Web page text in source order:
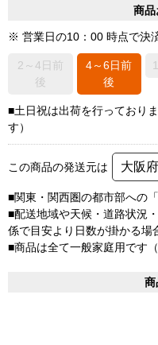
商品
※ 営業日の10：00 時点で決
2～4日前
後
4～6日前
後
■土日祝は出荷を行っており
す）
この商品の発送元は 大阪府
■関東・関西圏の都市部への
■配送地域や天候・道路状況
係で目安より日数が掛かる場
■商品は全て一般家庭用です
商